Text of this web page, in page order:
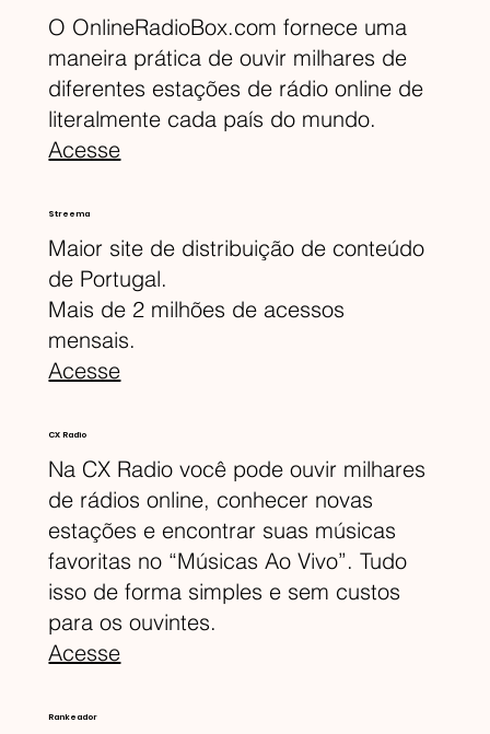
O OnlineRadioBox.com fornece uma
maneira prática de ouvir milhares de
diferentes estações de rádio online de
literalmente cada país do mundo.
Acesse
Streema
Maior site de distribuição de conteúdo
de Portugal.
Mais de 2 milhões de acessos
mensais.
Acesse
CX Radio
Na CX Radio você pode ouvir milhares
de rádios online, conhecer novas
estações e encontrar suas músicas
favoritas no “Músicas Ao Vivo”. Tudo
isso de forma simples e sem custos
para os ouvintes.
Acesse
Rankeador